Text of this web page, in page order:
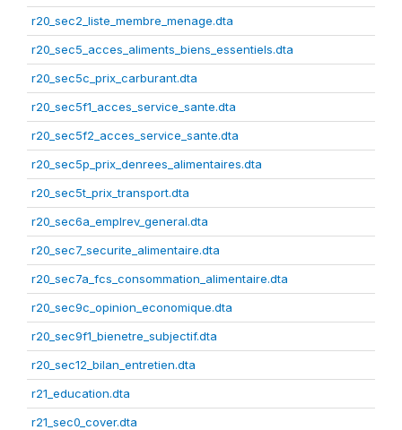
r20_sec2_liste_membre_menage.dta
r20_sec5_acces_aliments_biens_essentiels.dta
r20_sec5c_prix_carburant.dta
r20_sec5f1_acces_service_sante.dta
r20_sec5f2_acces_service_sante.dta
r20_sec5p_prix_denrees_alimentaires.dta
r20_sec5t_prix_transport.dta
r20_sec6a_emplrev_general.dta
r20_sec7_securite_alimentaire.dta
r20_sec7a_fcs_consommation_alimentaire.dta
r20_sec9c_opinion_economique.dta
r20_sec9f1_bienetre_subjectif.dta
r20_sec12_bilan_entretien.dta
r21_education.dta
r21_sec0_cover.dta